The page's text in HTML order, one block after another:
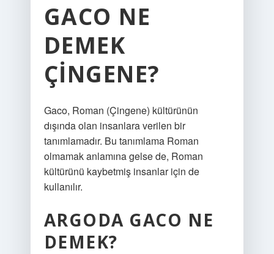
GACO NE
DEMEK
ÇINGENE?
Gaco, Roman (Çingene) kültürünün
dışında olan insanlara verilen bir
tanımlamadır. Bu tanımlama Roman
olmamak anlamına gelse de, Roman
kültürünü kaybetmiş insanlar için de
kullanılır.
ARGODA GACO NE
DEMEK?